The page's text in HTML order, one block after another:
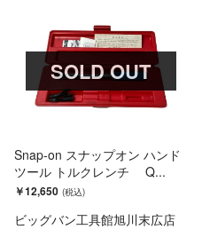
SOLD OUT
Snap-on スナップオン ハンド
ツール トルクレンチ Q...
￥12,650
ビッグバン工具館旭川末広店